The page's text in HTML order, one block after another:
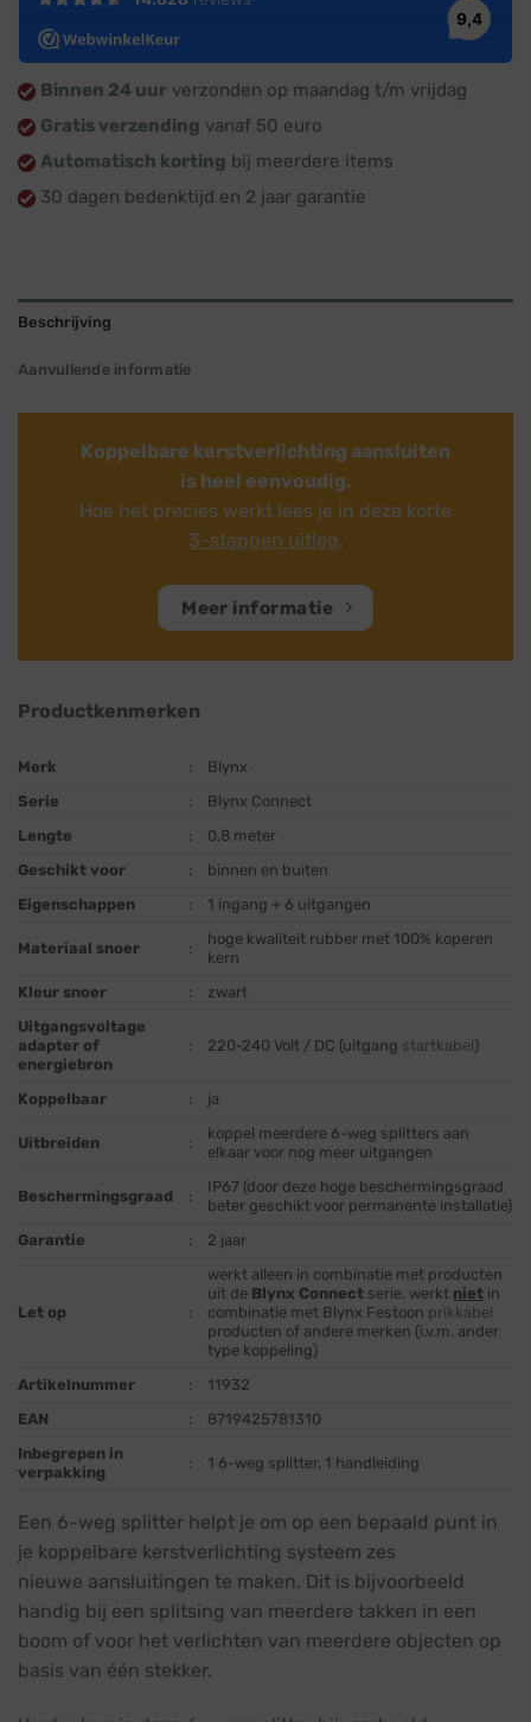
Binnen 24 uur verzonden op maandag t/m vrijdag
Gratis verzending vanaf 50 euro
Automatisch korting bij meerdere items
30 dagen bedenktijd en 2 jaar garantie
Beschrijving
Aanvullende informatie
Koppelbare kerstverlichting aansluiten
is heel eenvoudig.
Hoe het precies werkt lees je in deze korte
3-stappen uitleg.
Meer informatie
Productkenmerken
Merk :
Blynx
Serie
:
Blynx Connect
Lengte
:
0,8 meter
Geschikt voor
:
binnen en buiten
Eigenschappen
: 1 ingang + 6 uitgangen
Materiaal snoer :
hoge kwaliteit rubber met 100% koperen
kern
Kleur snoer
:
zwart
Uitgangsvoltage
adapter of
energiebron
: 220-240 Volt / DC (uitgang startkabel)
Koppelbaar : ja
Uitbreiden :
koppel meerdere 6-weg splitters aan
elkaar voor nog meer uitgangen
Beschermingsgraad :
IP67 (door deze hoge beschermingsgraad
beter geschikt voor permanente installatie)
Garantie
: 2 jaar
Let op :
werkt alleen in combinatie met producten
uit de Blynx Connect serie, werkt niet in
combinatie met Blynx Festoon prikkabel
producten of andere merken (i.v.m. ander
type koppeling)
Artikelnummer
:
11932
EAN
:
8719425781310
Inbegrepen in
verpakking
: 1 6-weg splitter, 1 handleiding
Een 6-weg splitter helpt je om op een bepaald punt in
je koppelbare kerstverlichting systeem zes
nieuwe aansluitingen te maken. Dit is bijvoorbeeld
handig bij een splitsing van meerdere takken in een
boom of voor het verlichten van meerdere objecten op
basis van één stekker.